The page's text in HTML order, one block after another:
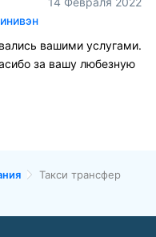
вашими услугами.
за вашу любезную
Такси трансфер